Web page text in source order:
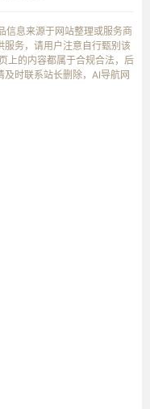
信息来源于网站整理或服务商
服务，请用户注意自行甄别该
上的内容都属于合规合法，后
时联系站长删除，AI导航网